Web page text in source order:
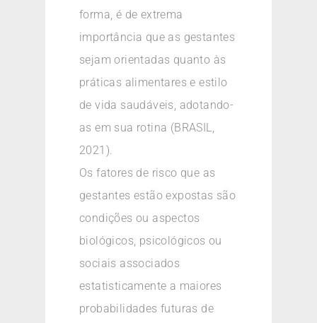
forma, é de extrema
importância que as gestantes
sejam orientadas quanto às
práticas alimentares e estilo
de vida saudáveis, adotando-
as em sua rotina (BRASIL,
2021).
Os fatores de risco que as
gestantes estão expostas são
condições ou aspectos
biológicos, psicológicos ou
sociais associados
estatisticamente a maiores
probabilidades futuras de